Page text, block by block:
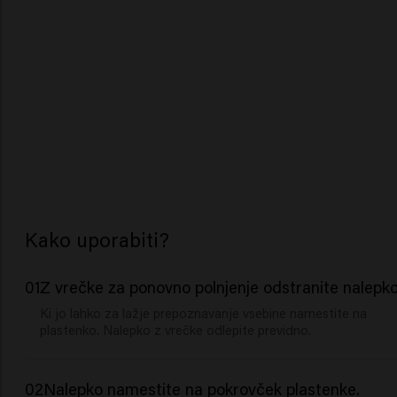
Kako uporabiti?
01Z vrečke za ponovno polnjenje odstranite
02Nalepko namestite na pokrovček plastenke.